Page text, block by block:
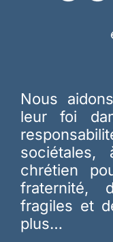
Nous
leur foi
chrétien
fraternité,
fragiles et
plus…